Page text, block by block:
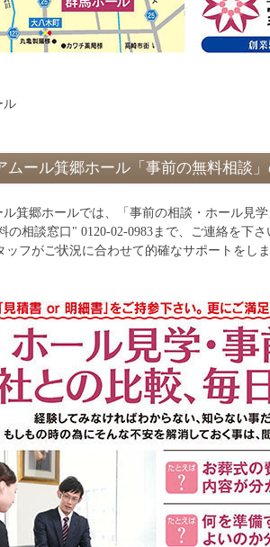
ル
ムール箕郷ホール「事前の無料相談
箕郷ホールでは、「事前の相談・ホール見
の相談窓口" 0120-02-0983まで、ご連絡を下さ
ッフがご状況に合わせて的確なサポートをしま